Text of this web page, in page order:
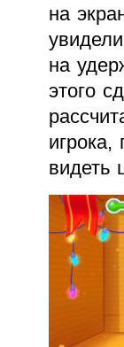
на
на
этого
видеть